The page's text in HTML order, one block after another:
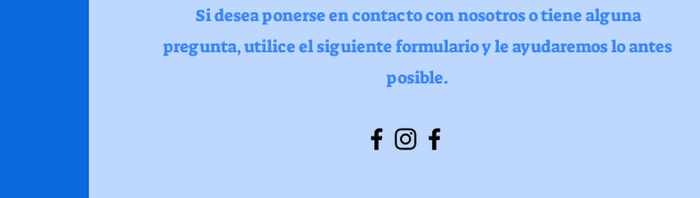
Si desea ponerse en contacto con nosotros o tiene alguna
pregunta, utilice el siguiente formulario y le ayudaremos lo antes
posible.